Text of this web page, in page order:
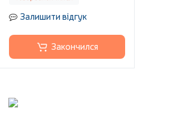
Залишити відгук
Закончился